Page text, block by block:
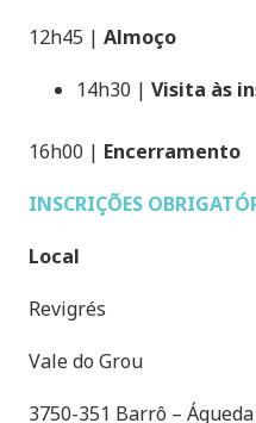
12h45 | Almoço
14h30 | Visita às
16h00 | Encerramento
INSCRIÇÕES
Local
Revigrés
Vale do Grou
3750-351 Barrô – Águeda